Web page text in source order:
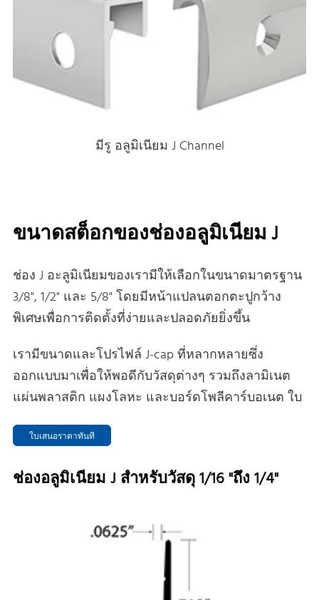
มีรู อลูมิเนียม J Channel
ขนาดสต็อกของช่องอลูมิเนียม J
ช่อง J อะลูมิเนียมของเรามีให้เลือกในขนาดมาตรฐาน
3/8", 1/2" และ 5/8" โดยมีหน้าแปลนตอกตะปูกว้าง
พิเศษเพื่อการติดตั้งที่ง่ายและปลอดภัยยิ่งขึ้น
เรามีขนาดและโปรไฟล์ J-cap ที่หลากหลายซึ่ง
ออกแบบมาเพื่อให้พอดีกับวัสดุต่างๆ รวมถึงลามิเนต
แผ่นพลาสติก แผงโลหะ และบอร์ดโพลีคาร์บอเนต ใบ
ใบเสนอราคาทันที
ช่องอลูมิเนียม J สําหรับวัสดุ 1/16 "ถึง 1/4"